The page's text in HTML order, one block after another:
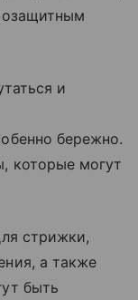
и
бережно.
которые могут
стрижки,
а также
быть